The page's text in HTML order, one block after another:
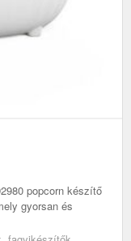
popcorn készítő
gyorsan és